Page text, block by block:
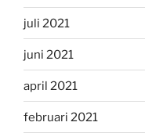
juli 2021
juni 2021
april 2021
februari 2021